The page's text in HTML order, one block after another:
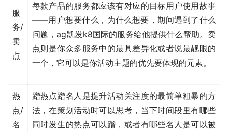
服
务/
卖
点
每款产品的服务都应该有对应的目标用户使用故事
——用户想要什么，为什么想要，期间遇到了什么
问题，ag凯发k8国际的服务给他提供什么帮助。卖
点则是你众多服务中的最具差异化或者说最靓眼的
一个，它可以是你活动主题的优先要体现的元素。
热
点/
名
蹭热点蹭名人是提升活动关注度的最简单粗暴的方
法，在策划活动时可以思考，当下时间段里有哪些
同时发生的热点可以蹭，或者有哪些名人是可以被